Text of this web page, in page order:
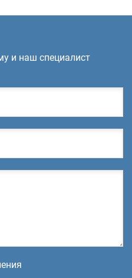
и наш специалист